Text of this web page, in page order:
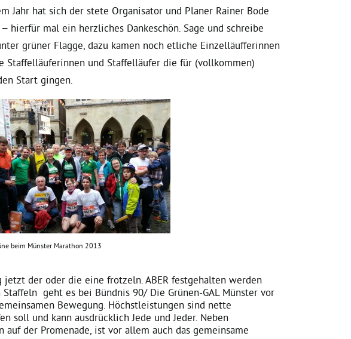
Jahr hat sich der stete Organisator und Planer Rainer Bode
hierfür mal ein herzliches Dankeschön. Sage und schreibe
grüner Flagge, dazu kamen noch etliche Einzelläufferinnen
Staffelläuferinnen und Staffelläufer die für (vollkommen)
Start gingen.
beim Münster Marathon 2013
der oder die eine frotzeln. ABER festgehalten werden
Staffeln geht es bei Bündnis 90/ Die Grünen-GAL Münster vor
Bewegung. Höchstleistungen sind nette
soll und kann ausdrücklich Jede und Jeder. Neben
auf der Promenade, ist vor allem auch das gemeinsame